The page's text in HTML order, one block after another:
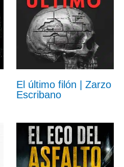
El último filón | Zarzo
Escribano